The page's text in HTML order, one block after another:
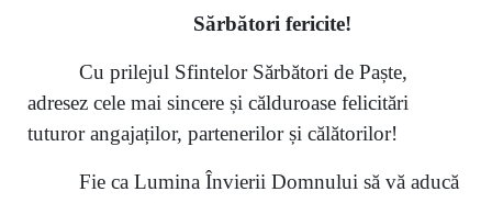
Sărbători fericite!
Cu prilejul Sfintelor Sărbători de Paște,
adresez cele mai sincere și călduroase felicitări
tuturor angajaților, partenerilor și călătorilor!
Fie ca Lumina Învierii Domnului să vă aducă